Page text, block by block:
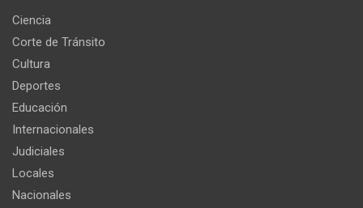
Ciencia
Corte de Tránsito
Cultura
Deportes
Educación
Internacionales
Judiciales
Locales
Nacionales